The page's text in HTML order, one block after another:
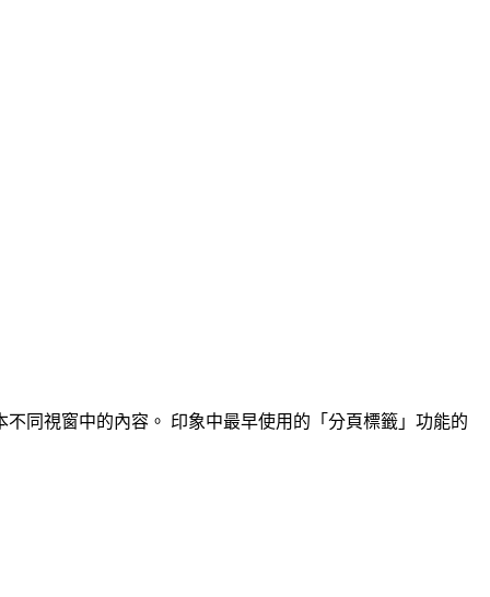
同視窗中的內容。 印象中最早使用的「分頁標籤」功能的